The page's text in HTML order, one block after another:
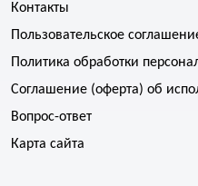
Контакты
Пользовательское
Политика обработки
Соглашение (оферта) об
Вопрос-ответ
Карта сайта